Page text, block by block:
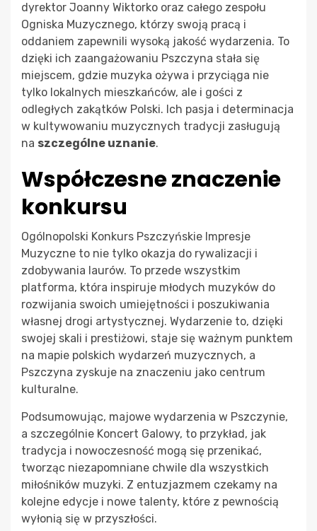
dyrektor Joanny Wiktorko oraz całego zespołu
Ogniska Muzycznego, którzy swoją pracą i
oddaniem zapewnili wysoką jakość wydarzenia. To
dzięki ich zaangażowaniu Pszczyna stała się
miejscem, gdzie muzyka ożywa i przyciąga nie
tylko lokalnych mieszkańców, ale i gości z
odległych zakątków Polski. Ich pasja i determinacja
w kultywowaniu muzycznych tradycji zasługują
na szczególne uznanie.
Współczesne znaczenie
konkursu
Ogólnopolski Konkurs Pszczyńskie Impresje
Muzyczne to nie tylko okazja do rywalizacji i
zdobywania laurów. To przede wszystkim
platforma, która inspiruje młodych muzyków do
rozwijania swoich umiejętności i poszukiwania
własnej drogi artystycznej. Wydarzenie to, dzięki
swojej skali i prestiżowi, staje się ważnym punktem
na mapie polskich wydarzeń muzycznych, a
Pszczyna zyskuje na znaczeniu jako centrum
kulturalne.
Podsumowując, majowe wydarzenia w Pszczynie,
a szczególnie Koncert Galowy, to przykład, jak
tradycja i nowoczesność mogą się przenikać,
tworząc niezapomniane chwile dla wszystkich
miłośników muzyki. Z entuzjazmem czekamy na
kolejne edycje i nowe talenty, które z pewnością
wyłonią się w przyszłości.